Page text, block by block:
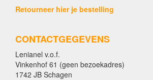
Retourneer hier je bestelling
CONTACTGEGEVENS
Lenianel v.o.f.
Vinkenhof 61 (geen bezoekadres)
1742 JB Schagen